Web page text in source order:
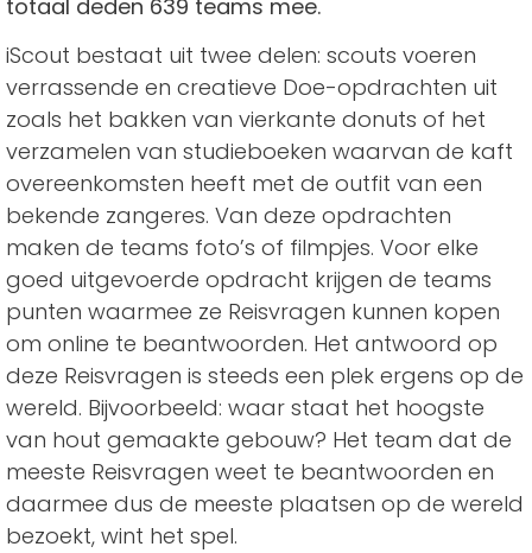
totaal deden 639 teams mee.
iScout bestaat uit twee delen: scouts voeren
verrassende en creatieve Doe-opdrachten uit
zoals het bakken van vierkante donuts of het
verzamelen van studieboeken waarvan de kaft
overeenkomsten heeft met de outfit van een
bekende zangeres. Van deze opdrachten
maken de teams foto’s of filmpjes. Voor elke
goed uitgevoerde opdracht krijgen de teams
punten waarmee ze Reisvragen kunnen kopen
om online te beantwoorden. Het antwoord op
deze Reisvragen is steeds een plek ergens op de
wereld. Bijvoorbeeld: waar staat het hoogste
van hout gemaakte gebouw? Het team dat de
meeste Reisvragen weet te beantwoorden en
daarmee dus de meeste plaatsen op de wereld
bezoekt, wint het spel.